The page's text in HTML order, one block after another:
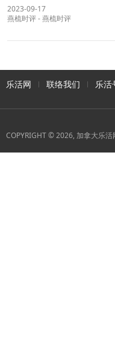
2023-09-17
燕梳时评-燕梳时评
乐活网 联络我们 乐活
COPYRIGHT © 2026, 加拿大乐活